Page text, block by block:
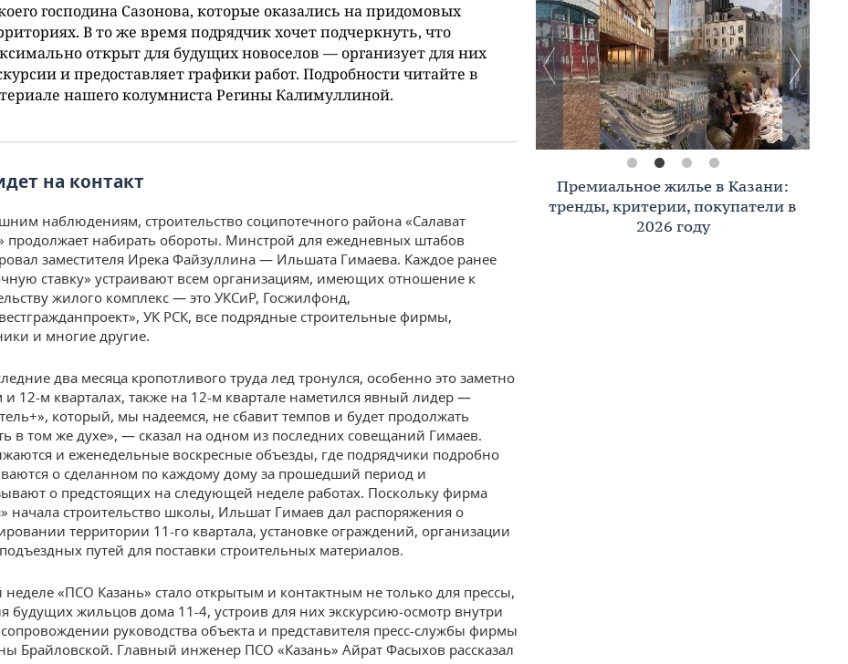
господина Сазонова, которые оказались на придомовых
В то же время подрядчик хочет подчеркнуть, что
открыт для будущих новоселов — организует для них
и предоставляет графики работ. Подробности читайте в
нашего колумниста Регины Калимуллиной.
на контакт
наблюдениям, строительство соципотечного района «Салават
продолжает набирать обороты. Минстрой для ежедневных штабов
заместителя Ирека Файзуллина — Ильшата Гимаева. Каждое ранее
ставку» устраивают всем организациям, имеющих отношение к
жилого комплекс — это УКСиР, Госжилфонд,
УК РСК, все подрядные строительные фирмы,
и многие другие.
два месяца кропотливого труда лед тронулся, особенно это заметно
и 12-м кварталах, также на 12-м квартале наметился явный лидер —
который, мы надеемся, не сбавит темпов и будет продолжать
в том же духе», — сказал на одном из последних совещаний Гимаев.
и еженедельные воскресные объезды, где подрядчики подробно
о сделанном по каждому дому за прошедший период и
о предстоящих на следующей неделе работах. Поскольку фирма
начала строительство школы, Ильшат Гимаев дал распоряжения о
территории 11-го квартала, установке ограждений, организации
путей для поставки строительных материалов.
неделе «ПСО Казань» стало открытым и контактным не только для прессы,
будущих жильцов дома 11-4, устроив для них экскурсию-осмотр внутри
руководства объекта и представителя пресс-службы фирмы
Брайловской. Главный инженер ПСО «Казань» Айрат Фасыхов рассказал
Премиальное жилье в Казани:
тренды, критерии, покупатели в
2026 году